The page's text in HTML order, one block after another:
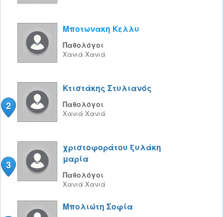
Μποτωνακη Κελλυ
Παθολόγοι
Χανιά Χανιά
2
Κτιστάκης Στυλιανός
Παθολόγοι
Χανιά Χανιά
3
χριστοφοράτου ξυλάκη
μαρία
Παθολόγοι
Χανιά Χανιά
Μπολιώτη Σοφία